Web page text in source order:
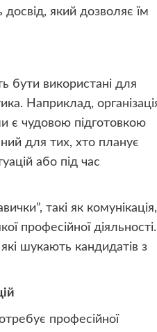
який дозволяє їм
бути використані для
Наприклад,
є чудовою підготовкою
для тих, хто планує
або під час
такі як комунікація,
професійної діяльності.
шукають кандидатів з
професійної